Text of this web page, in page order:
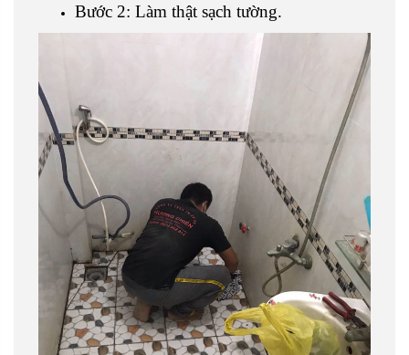
Bước 2: Làm thật sạch tường.